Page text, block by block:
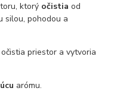
ktorý očistia od
silou, pohodou a
priestor a vytvoria
arómu.